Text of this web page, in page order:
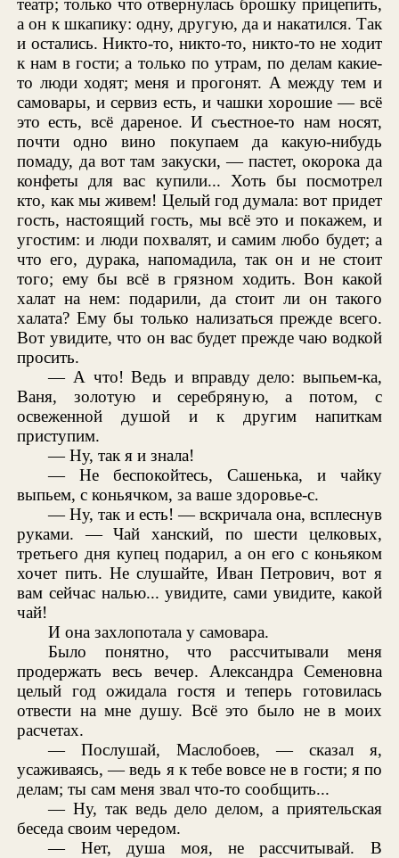
театр; только что отвернулась брошку прицепить,
а он к шкапику: одну, другую, да и накатился. Так
и остались. Никто-то, никто-то, никто-то не ходит
к нам в гости; а только по утрам, по делам какие-
то люди ходят; меня и прогонят. А между тем и
самовары, и сервиз есть, и чашки хорошие — всё
это есть, всё дареное. И съестное-то нам носят,
почти одно вино покупаем да какую-нибудь
помаду, да вот там закуски, — пастет, окорока да
конфеты для вас купили... Хоть бы посмотрел
кто, как мы живем! Целый год думала: вот придет
гость, настоящий гость, мы всё это и покажем, и
угостим: и люди похвалят, и самим любо будет; а
что его, дурака, напомадила, так он и не стоит
того; ему бы всё в грязном ходить. Вон какой
халат на нем: подарили, да стоит ли он такого
халата? Ему бы только нализаться прежде всего.
Вот увидите, что он вас будет прежде чаю водкой
просить.
— А что! Ведь и вправду дело: выпьем-ка,
Ваня, золотую и серебряную, а потом, с
освеженной душой и к другим напиткам
приступим.
— Ну, так я и знала!
— Не беспокойтесь, Сашенька, и чайку
выпьем, с коньячком, за ваше здоровье-с.
— Ну, так и есть! — вскричала она, всплеснув
руками. — Чай ханский, по шести целковых,
третьего дня купец подарил, а он его с коньяком
хочет пить. Не слушайте, Иван Петрович, вот я
вам сейчас налью... увидите, сами увидите, какой
чай!
И она захлопотала у самовара.
Было понятно, что рассчитывали меня
продержать весь вечер. Александра Семеновна
целый год ожидала гостя и теперь готовилась
отвести на мне душу. Всё это было не в моих
расчетах.
— Послушай, Маслобоев, — сказал я,
усаживаясь, — ведь я к тебе вовсе не в гости; я по
делам; ты сам меня звал что-то сообщить...
— Ну, так ведь дело делом, а приятельская
беседа своим чередом.
— Нет, душа моя, не рассчитывай. В